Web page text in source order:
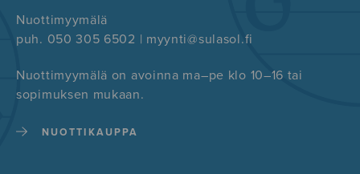
Nuottimyymälä
puh. 050 305 6502 | myynti@sulasol.fi
Nuottimyymälä on avoinna ma–pe klo 10–16 tai
sopimuksen mukaan.
NUOTTIKAUPPA